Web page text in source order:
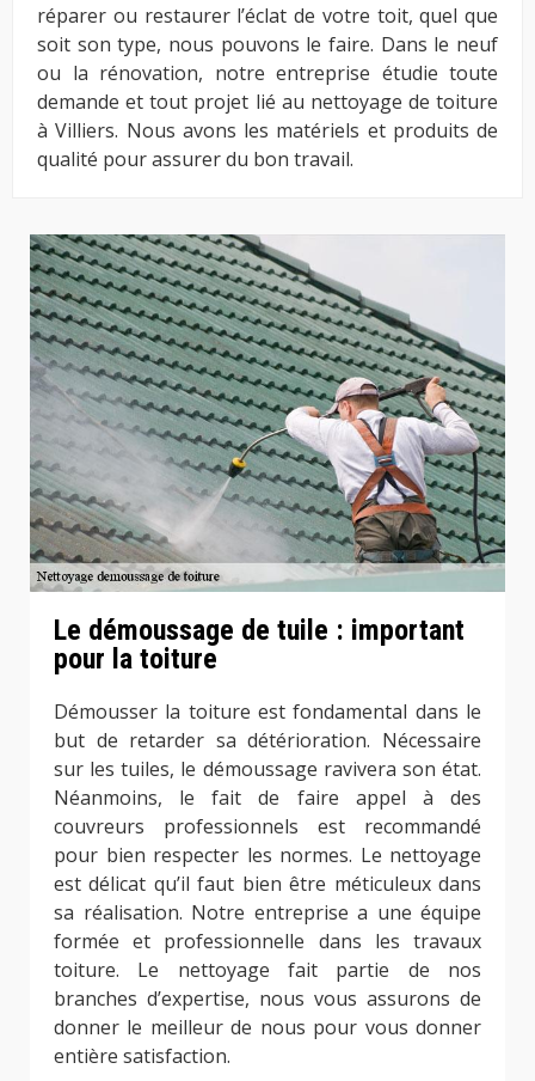
réparer ou restaurer l’éclat de votre toit, quel que
soit son type, nous pouvons le faire. Dans le neuf
ou la rénovation, notre entreprise étudie toute
demande et tout projet lié au nettoyage de toiture
à Villiers. Nous avons les matériels et produits de
qualité pour assurer du bon travail.
Le démoussage de tuile : important
pour la toiture
Démousser la toiture est fondamental dans le
but de retarder sa détérioration. Nécessaire
sur les tuiles, le démoussage ravivera son état.
Néanmoins, le fait de faire appel à des
couvreurs professionnels est recommandé
pour bien respecter les normes. Le nettoyage
est délicat qu’il faut bien être méticuleux dans
sa réalisation. Notre entreprise a une équipe
formée et professionnelle dans les travaux
toiture. Le nettoyage fait partie de nos
branches d’expertise, nous vous assurons de
donner le meilleur de nous pour vous donner
entière satisfaction.